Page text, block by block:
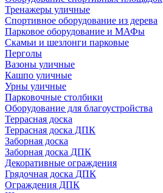
Тренажеры уличные
Спортивное оборудование из дерева
Парковое оборудование и МАФы
Скамьи и шезлонги парковые
Перголы
Вазоны уличные
Кашпо уличные
Урны уличные
Парковочные столбики
Оборудование для благоустройства
Террасная доска
Террасная доска ДПК
Заборная доска
Заборная доска ДПК
Декоративные ограждения
Грядочная доска ДПК
Ограждения ДПК